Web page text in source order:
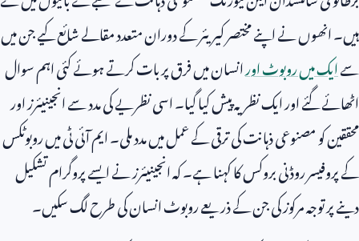
ہیں۔ انھوں نے اپنے مختصر کیریئر کے دوران متعدد مقالے شائع کیے جن میں
سےایک میں روبوٹ اورانسان میں فرق پر بات کرتے ہوئے کئی اہم سوال
اٹھائے گئے اور ایک نظریہ پیش کیا گیا۔ اسی نظریے کی مدد سے انجینیئرز اور
محققین کو مصنوعی ذہانت کی ترقی کے عمل میں مدد ملی۔ ایم آئی ٹی میں روبوٹکس
کے پروفیسر روڈنی بروکس کا کہنا ہے۔ کہ انجینیئرز نے ایسے پروگرام تشکیل
دینے پر توجہ مرکوز کی جن کے ذریعے روبوٹ انسان کی طرح لگ سکیں۔